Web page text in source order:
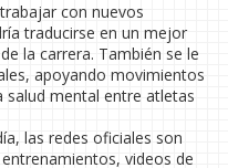
con nuevos
traducirse en un mejor
la carrera. También se le
apoyando movimientos
mental entre atletas
las redes oficiales son
videos de